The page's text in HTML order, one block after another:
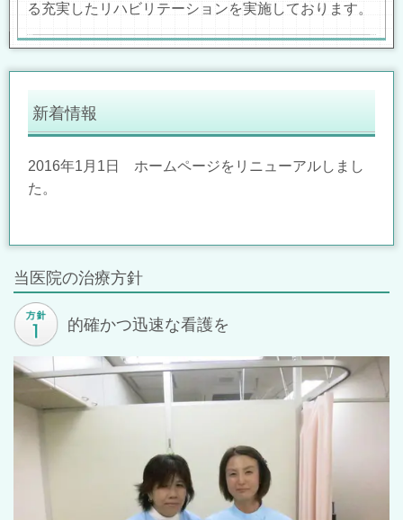
る充実したリハビリテーションを実施しております。
新着情報
2016年1月1日 ホームページをリニューアルしまし
た。
当医院の治療方針
的確かつ迅速な看護を